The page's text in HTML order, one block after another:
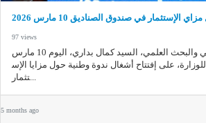
97 views
أشرف وزير التعليم العالي والبحث العلمي، السيد كمال بداري، اليوم 10 مارس
للوزارة، على إفتتاح أشغال ندوة وطنية حول مزايا الإس
تثمار...
5 months ago